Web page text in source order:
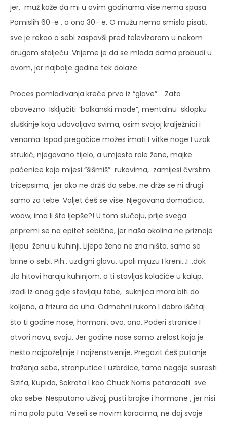
jer, muž kaže da mi u ovim godinama više nema spasa.
Pomislih 60-e , a ono 30- e. O mužu nema smisla pisati,
sve je rekao o sebi zaspavši pred televizorom u nekom
drugom stoljeću. Vrijeme je da se mlada dama probudi u
ovom, jer najbolje godine tek dolaze.
Proces pomlađivanja kreće prvo iz “glave” . Zato
obavezno Isključiti “balkanski mode”, mentalnu sklopku
sluškinje koja udovoljava svima, osim svojoj kralježnici i
venama. Ispod pregačice možes imati I vitke noge I uzak
strukić, njegovano tijelo, a umjesto role žene, majke
paćenice koja mijesi “šišmiš” rukavima, zamijesi čvrstim
tricepsima, jer ako ne držiš do sebe, ne drže se ni drugi
samo za tebe. Voljet ćeš se više. Njegovana domaćica,
woow, ima li što ljepše?! U tom slučaju, prije svega
pripremi se na epitet sebične, jer naša okolina ne priznaje
lijepu ženu u kuhinji. Lijepa žena ne zna ništa, samo se
brine o sebi. Pih.. uzdigni glavu, upali mjuzu I kreni…I ..dok
Jlo hitovi haraju kuhinjom, a ti stavljaš kolačiće u kalup,
izađi iz onog gdje stavljaju tebe, suknjica mora biti do
koljena, a frizura do uha. Odmahni rukom I dobro iščitaj
što ti godine nose, hormoni, ovo, ono. Poderi stranice I
otvori novu, svoju. Jer godine nose samo zrelost koja je
nešto najpoželjnije I najženstvenije. Pregazit ćeš putanje
traženja sebe, stranputice I uzbrdice, tamo negdje susresti
Sizifa, Kupida, Sokrata I kao Chuck Norris potaracati sve
oko sebe. Nesputano uživaj, pusti brojke i hormone , jer nisi
ni na pola puta. Veseli se novim koracima, ne daj svoje